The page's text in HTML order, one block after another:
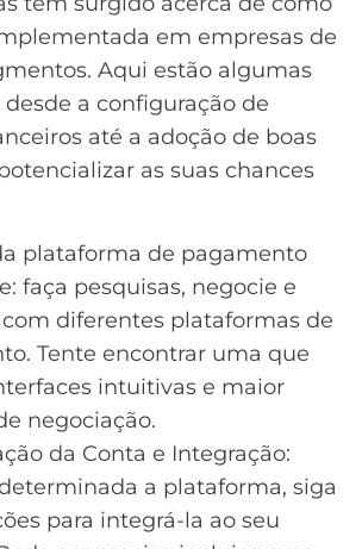
em empresas de
Aqui estão algumas
a configuração de
até a adoção de boas
as suas chances
plataforma de pagamento
faça pesquisas, negocie e
diferentes plataformas de
Tente encontrar uma que
intuitivas e maior
negociação.
da Conta e Integração:
a plataforma, siga
para integrá-la ao seu